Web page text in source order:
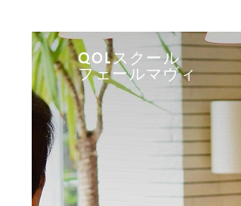
QOLスクール
フェールマヴィ